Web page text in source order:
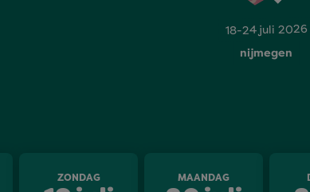
18-24 juli 2026
nijmegen
ZONDAG MAANDAG